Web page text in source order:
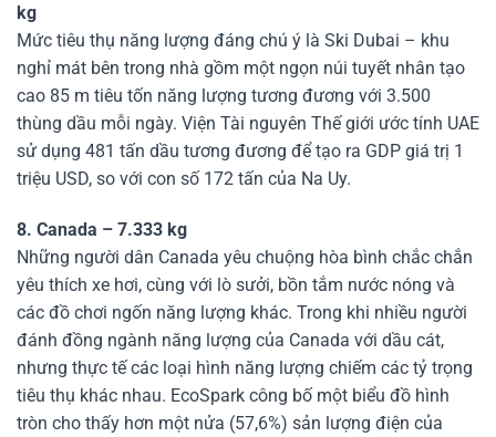
kg
Mức tiêu thụ năng lượng đáng chú ý là Ski Dubai – khu
nghỉ mát bên trong nhà gồm một ngọn núi tuyết nhân tạo
cao 85 m tiêu tốn năng lượng tương đương với 3.500
thùng dầu mỗi ngày. Viện Tài nguyên Thế giới ước tính UAE
sử dụng 481 tấn dầu tương đương để tạo ra GDP giá trị 1
triệu USD, so với con số 172 tấn của Na Uy.
8. Canada – 7.333 kg
Những người dân Canada yêu chuộng hòa bình chắc chắn
yêu thích xe hơi, cùng với lò sưởi, bồn tắm nước nóng và
các đồ chơi ngốn năng lượng khác. Trong khi nhiều người
đánh đồng ngành năng lượng của Canada với dầu cát,
nhưng thực tế các loại hình năng lượng chiếm các tỷ trọng
tiêu thụ khác nhau. EcoSpark công bố một biểu đồ hình
tròn cho thấy hơn một nửa (57,6%) sản lượng điện của